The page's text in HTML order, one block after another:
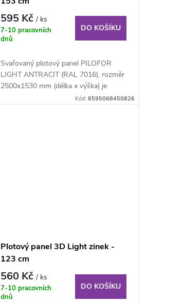
595 Kč/ ks
7-10 pracovních
dnů
DO KOŠÍKU
Svařovaný plotový panel PILOFOR
LIGHT ANTRACIT (RAL 7016), rozměr
2500x1530 mm (délka x výška) je
Kód: 8595068450826
Plotový panel 3D Light zinek -
123 cm
560 Kč/ ks
7-10 pracovních
dnů
DO KOŠÍKU